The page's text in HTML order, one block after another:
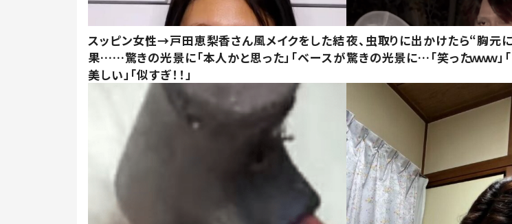
スッピン女性→戸田恵梨香さん風メイクをした結
果……驚きの光景に「本人かと思った」「ベースが
美しい」「似すぎ！！」
夜、虫取りに出かけたら“胸元
驚きの光景に…「笑ったｗｗｗ」